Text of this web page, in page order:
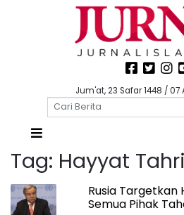
Jum'at, 23 Safar 1448 /
Tag: Hayyat
Rusia Targetkan
Semua Pihak